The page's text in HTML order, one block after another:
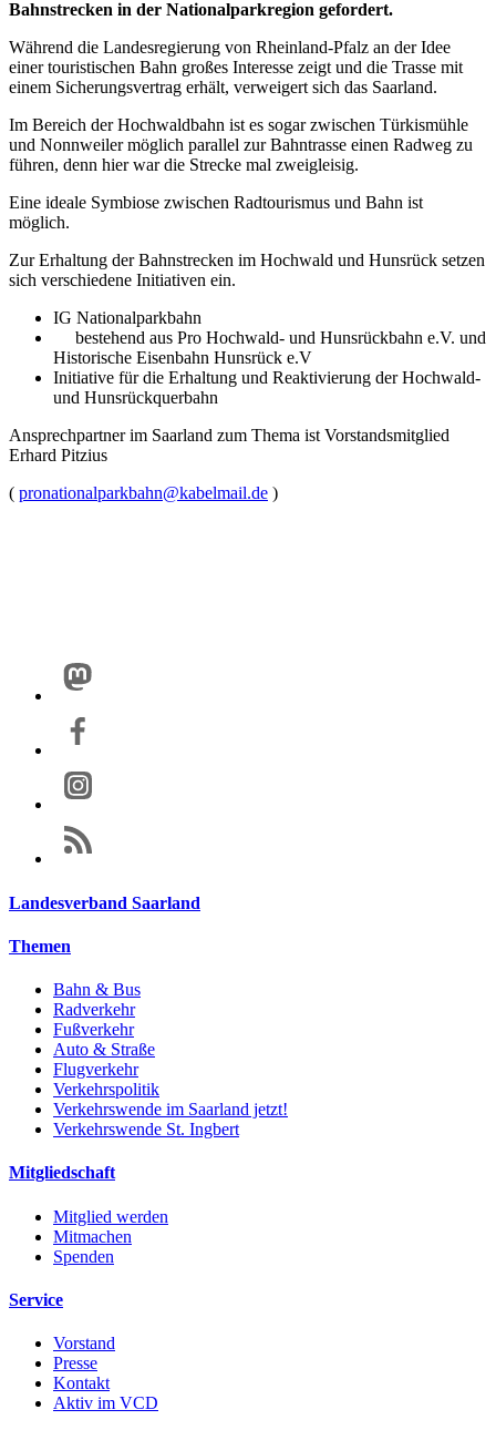
Bahnstrecken in der Nationalparkregion gefordert.
Während die Landesregierung von Rheinland-Pfalz an der Idee
einer touristischen Bahn großes Interesse zeigt und die Trasse mit
einem Sicherungsvertrag erhält, verweigert sich das Saarland.
Im Bereich der Hochwaldbahn ist es sogar zwischen Türkismühle
und Nonnweiler möglich parallel zur Bahntrasse einen Radweg zu
führen, denn hier war die Strecke mal zweigleisig.
Eine ideale Symbiose zwischen Radtourismus und Bahn ist
möglich.
Zur Erhaltung der Bahnstrecken im Hochwald und Hunsrück setzen
sich verschiedene Initiativen ein.
IG Nationalparkbahn
bestehend aus Pro Hochwald- und Hunsrückbahn e.V. und
Historische Eisenbahn Hunsrück e.V
Initiative für die Erhaltung und Reaktivierung der Hochwald-
und Hunsrückquerbahn
Ansprechpartner im Saarland zum Thema ist Vorstandsmitglied
Erhard Pitzius
( pronationalparkbahn@kabelmail.de )
Landesverband Saarland
Themen
Bahn & Bus
Radverkehr
Fußverkehr
Auto & Straße
Flugverkehr
Verkehrspolitik
Verkehrswende im Saarland jetzt!
Verkehrswende St. Ingbert
Mitgliedschaft
Mitglied werden
Mitmachen
Spenden
Service
Vorstand
Presse
Kontakt
Aktiv im VCD